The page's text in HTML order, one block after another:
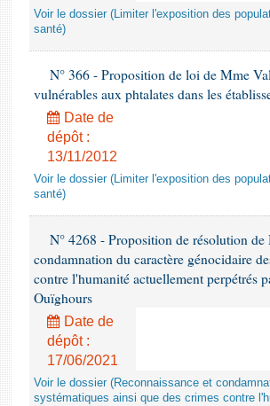
Voir le dossier (Limiter l'exposition des
santé)
N° 366 - Proposition de loi de Mme
vulnérables aux phtalates dans les
Date de
dépôt :
13/11/2012
Voir le dossier (Limiter l'exposition des
santé)
N° 4268 - Proposition de résolution
condamnation du caractère génocidaire
contre l'humanité actuellement perpétrés
Ouïghours
Date de
dépôt :
17/06/2021
Voir le dossier (Reconnaissance et
systématiques ainsi que des crimes contre